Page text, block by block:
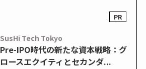
SusHi Tech Tokyo
Pre-IPO時代の新たな資本戦略：グ
ロースエクイティとセカンダ...